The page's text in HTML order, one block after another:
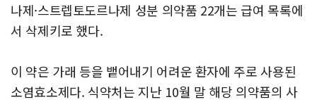
나제·스트렙토도르나제 성분 의약품 22개는 급여 목록에
서 삭제키로 했다.
이 약은 가래 등을 뱉어내기 어려운 환자에 주로 사용된
소염효소제다. 식약처는 지난 10월 말 해당 의약품의 사